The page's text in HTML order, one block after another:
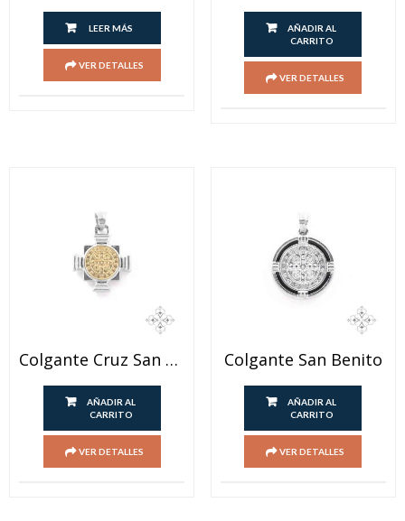
LEER MÁS
VER DETALLES
AÑADIR AL
CARRITO
VER DETALLES
Colgante Cruz San Benito
AÑADIR AL
CARRITO
VER DETALLES
Colgante San Benito
AÑADIR AL
CARRITO
VER DETALLES